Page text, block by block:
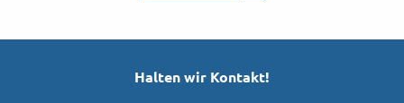
Halten wir Kontakt!